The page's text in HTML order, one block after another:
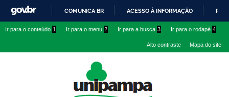
conteúdo
IR
O
COMUNICA BR ACESSO À INFORMAÇÃO
Ir para o conteúdo 1 Ir para o menu 2 Ir para a busca 3 Ir para o rodapé 4
Alto contraste Mapa do site